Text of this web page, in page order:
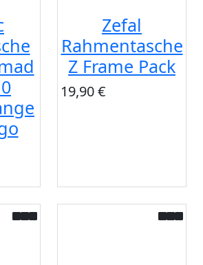
Zefal
Rahmentasche
Z Frame Pack
19,90 €